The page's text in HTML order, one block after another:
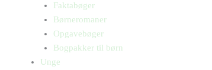
Faktabøger
Børneromaner
Opgavebøger
Bogpakker til børn
Unge